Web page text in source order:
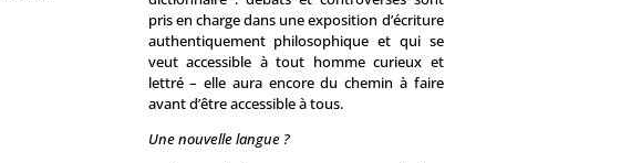
pris en charge dans une exposition d’écriture
authentiquement philosophique et qui se
veut accessible à tout homme curieux et
lettré – elle aura encore du chemin à faire
avant d’être accessible à tous.
Une nouvelle langue ?